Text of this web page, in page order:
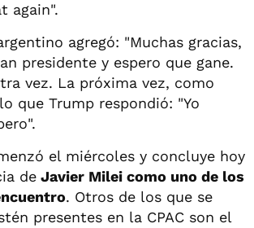
again".
agregó: "Muchas gracias,
presidente y espero que gane.
vez. La próxima vez, como
que Trump respondió: "Yo
el miércoles y concluye hoy
de Javier Milei como uno de los
. Otros de los que se
presentes en la CPAC son el